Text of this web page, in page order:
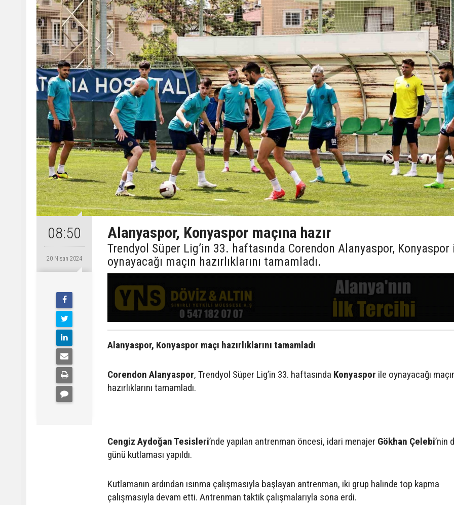
08:50
20 Nisan 2024
Alanyaspor, Konyaspor maçına hazır
Trendyol Süper Lig’in 33. haftasında Corendon Alanyaspor, Konyaspor
oynayacağı maçın hazırlıklarını tamamladı.
Alanyaspor, Konyaspor maçı hazırlıklarını tamamladı
Corendon Alanyaspor, Trendyol Süper Lig’in 33. haftasında Konyaspor ile oynayacağı
hazırlıklarını tamamladı.
Cengiz Aydoğan Tesisleri’nde yapılan antrenman öncesi, idari menajer Gökhan Çelebi’nin
günü kutlaması yapıldı.
Kutlamanın ardından ısınma çalışmasıyla başlayan antrenman, iki grup halinde top kapma
çalışmasıyla devam etti. Antrenman taktik çalışmalarıyla sona erdi.